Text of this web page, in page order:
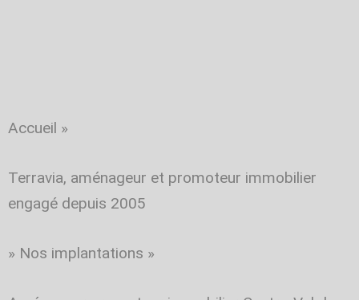
Accueil »
Terravia, aménageur et promoteur immobilier
engagé depuis 2005
» Nos implantations »